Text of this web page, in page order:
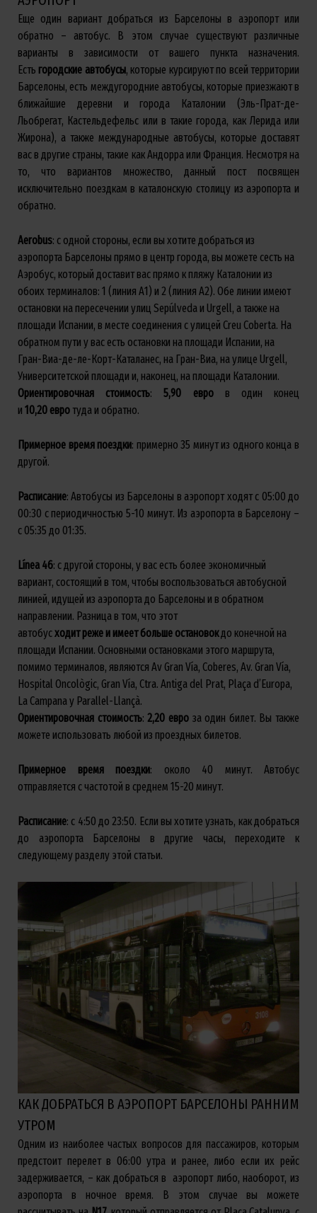
Еще один вариант добраться из Барселоны в аэропорт или
обратно – автобус. В этом случае существуют различные
варианты в зависимости от вашего пункта назначения.
Есть городские автобусы, которые курсируют по всей территории
Барселоны, есть междугородние автобусы, которые приезжают в
ближайшие деревни и города Каталонии (Эль-Прат-де-
Льобрегат, Кастельдефельс или в такие города, как Лерида или
Жирона), а также международные автобусы, которые доставят
вас в другие страны, такие как Андорра или Франция. Несмотря на
то, что вариантов множество, данный пост посвящен
исключительно поездкам в каталонскую столицу из аэропорта и
обратно.
Aerobus: с одной стороны, если вы хотите добраться из
аэропорта Барселоны прямо в центр города, вы можете сесть на
Аэробус, который доставит вас прямо к пляжу Каталонии из
обоих терминалов: 1 (линия А1) и 2 (линия А2). Обе линии имеют
остановки на пересечении улиц Sepúlveda и Urgell, а также на
площади Испании, в месте соединения с улицей Creu Coberta. На
обратном пути у вас есть остановки на площади Испании, на
Гран-Виа-де-ле-Корт-Каталанес, на Гран-Виа, на улице Urgell,
Университетской площади и, наконец, на площади Каталонии.
Ориентировочная
стоимость:5,90 евров один конец
и 10,20 евро туда и обратно.
Примерное время поездки: примерно 35 минут из одного конца в
другой.
Расписание: Автобусы из Барселоны в аэропорт ходят с 05:00 до
00:30 с периодичностью 5-10 минут. Из аэропорта в Барселону –
с 05:35 до 01:35.
Línea 46: с другой стороны, у вас есть более экономичный
вариант, состоящий в том, чтобы воспользоваться автобусной
линией, идущей из аэропорта до Барселоны и в обратном
направлении. Разница в том, что этот
автобусходит реже и имеет больше остановокдо конечной на
площади Испании. Основными остановками этого маршрута,
помимо терминалов, являются Av Gran Vía, Coberes, Av. Gran Vía,
Hospital Oncològic, Gran Vía, Ctra. Antiga del Prat, Plaça d’Europa,
La Campana y Parallel-Llançà.
Ориентировочная стоимость:2,20 евроза один билет. Вы также
можете использовать любой из проездных билетов.
Примерное время поездки: около 40 минут. Автобус
отправляется с частотой в среднем 15-20 минут.
Расписание: с 4:50 до 23:50. Если вы хотите узнать, как добраться
до аэропорта Барселоны в другие часы, переходите к
следующему разделу этой статьи.
КАК ДОБРАТЬСЯ В АЭРОПОРТ БАРСЕЛОНЫ РАННИМ
УТРОМ
Одним из наиболее частых вопросов для пассажиров, которым
предстоит перелет в 06:00 утра и ранее, либо если их рейс
задерживается, – как добраться в аэропорт либо, наоборот, из
аэропорта в ночное время. В этом случае вы можете